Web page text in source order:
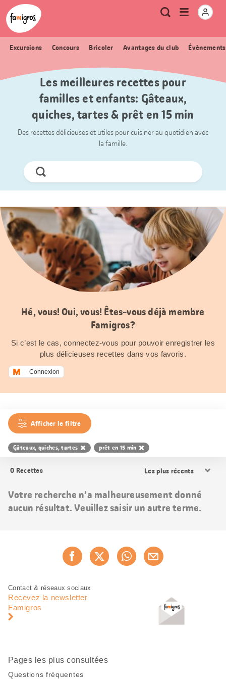
Signets
de
navigation
Header
Logo Métanavigation
RechercheOuvrir
Excursions Concours Bricoler Avantages du club
Les meilleures recettes pour
familles et enfants: Gâteaux,
quiches, tartes & prêt en 15 min
Des recettes délicieuses et utiles pour cuisiner au quotidien avec
la famille.
Chercher
Hé, vous! Oui, vous! Êtes-vous déjà membre
Famigros?
Si c’est le cas, connectez-vous pour pouvoir enregistrer les
plus délicieuses recettes dans vos favoris.
Connexion
Afficher le filtre
Gâteaux, quiches, tartes prêt en 15 min
0 Recettes
les
Votre recherche n’a malheureusement donné
aucun résultat. Veuillez saisir un autre terme.
Recommander maintenant
Pied
page
Navigation
pied
Contact & réseaux sociaux
Recevez la newsletter
Famigros
Pages les plus consultées
Questions fréquentes